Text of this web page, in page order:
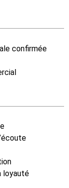
confirmée
loyauté